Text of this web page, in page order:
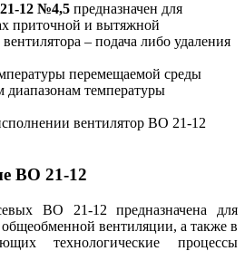
12 №4,5 предназначен для
приточной и вытяжной
– подача либо удаления
перемещаемой среды
диапазонам температуры
вентилятор ВО 21-12
ВО 21-12
ВО 21-12 предназначена для
общеобменной вентиляции, а также в
технологические процессы